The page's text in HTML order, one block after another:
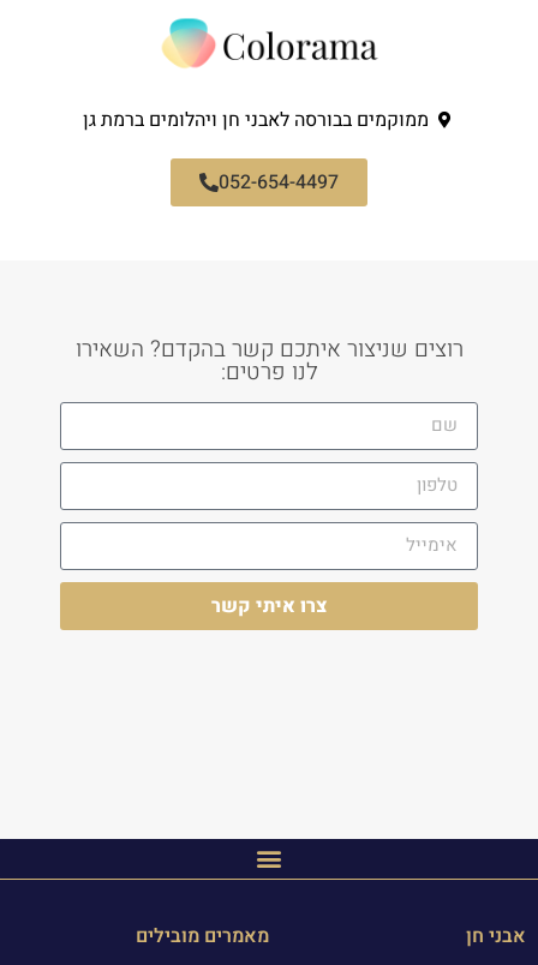
ממוקמים בבורסה לאבני חן ויהלומים ברמת גן
052-654-4497
רוצים שניצור איתכם קשר בהקדם? השאירו
לנו פרטים:
צרו איתי קשר
אבני חן מאמרים מובילים